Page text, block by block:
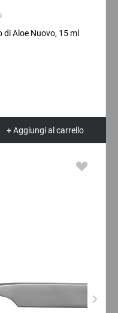
Aloe Nuovo, 15 ml
+ Aggiungi al carrello